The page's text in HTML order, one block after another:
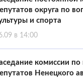
округа по
и спорта
в 14:00
комиссии
Ненецкого